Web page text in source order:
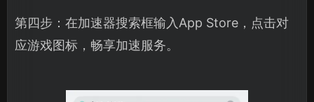
第四步：在加速器搜索框输入App Store，点击对
应游戏图标，畅享加速服务。